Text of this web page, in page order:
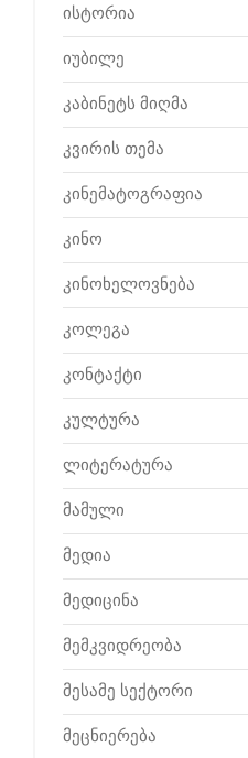
ისტორია
იუბილე
კაბინეტს მიღმა
კვირის თემა
კინემატოგრაფია
კინო
კინოხელოვნება
კოლეგა
კონტაქტი
კულტურა
ლიტერატურა
მამული
მედია
მედიცინა
მემკვიდრეობა
მესამე სექტორი
მეცნიერება